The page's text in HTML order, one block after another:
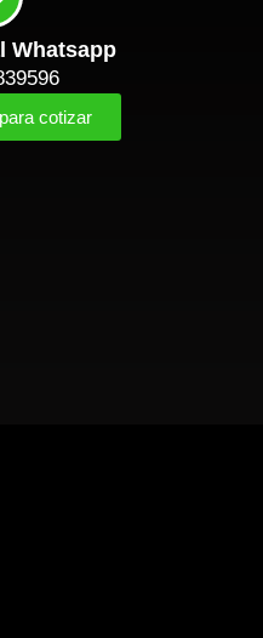
Whatsapp
cotizar